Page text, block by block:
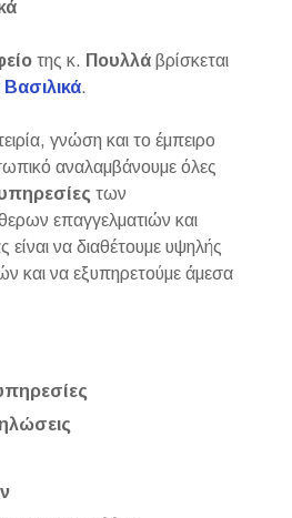
της κ. Πουλλά βρίσκεται
Βασιλικά.
γνώση και το έμπειρο
αναλαμβάνουμε όλες
των
επαγγελματιών και
είναι να διαθέτουμε υψηλής
και να εξυπηρετούμε άμεσα